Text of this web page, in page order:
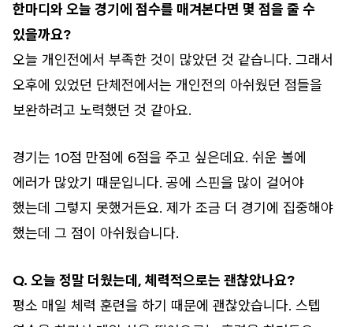
한마디와 오늘 경기에 점수를 매겨본다면 몇 점을 줄 수
있을까요?
오늘 개인전에서 부족한 것이 많았던 것 같습니다. 그래서
오후에 있었던 단체전에서는 개인전의 아쉬웠던 점들을
보완하려고 노력했던 것 같아요.
경기는 10점 만점에 6점을 주고 싶은데요. 쉬운 볼에
에러가 많았기 때문입니다. 공에 스핀을 많이 걸어야
했는데 그렇지 못했거든요. 제가 조금 더 경기에 집중해야
했는데 그 점이 아쉬웠습니다.
Q. 오늘 정말 더웠는데, 체력적으로는 괜찮았나요?
평소 매일 체력 훈련을 하기 때문에 괜찮았습니다. 스텝